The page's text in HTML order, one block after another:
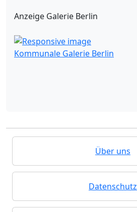
Anzeige Galerie Berlin
Kommunale Galerie Berlin
Über uns
Datenschutz